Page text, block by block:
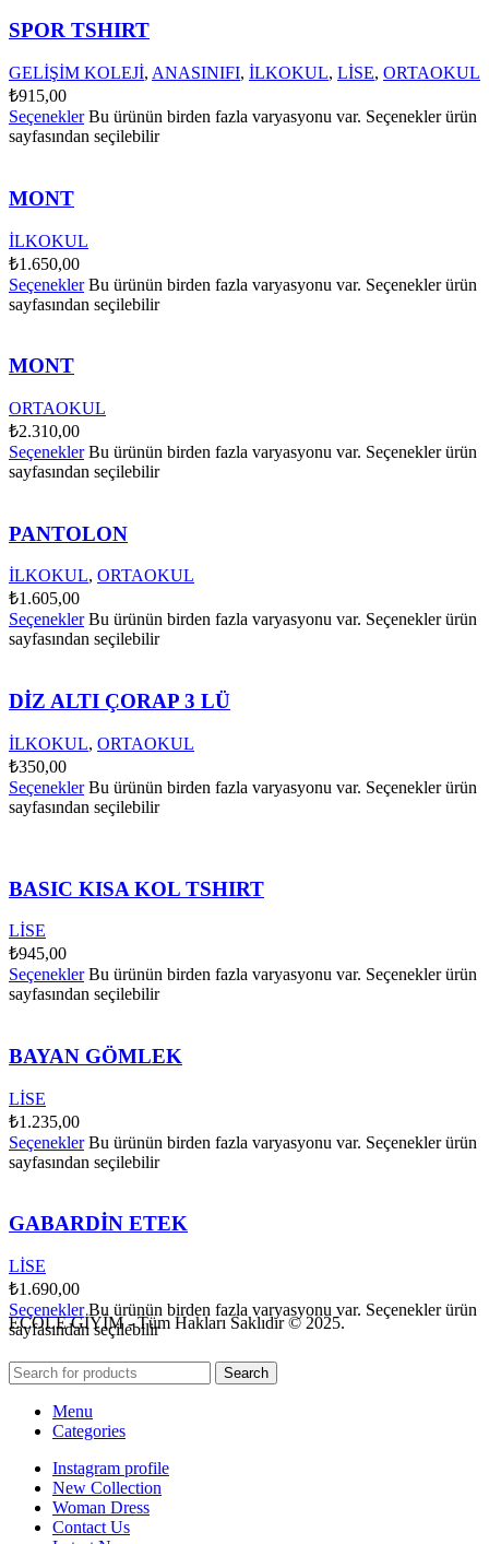
SPOR TSHIRT
GELİŞİM KOLEJİ, ANASINIFI, İLKOKUL, LİSE, ORTAOKUL
₺915,00
Seçenekler Bu ürünün birden fazla varyasyonu var. Seçenekler ürün
sayfasından seçilebilir
MONT
İLKOKUL
₺1.650,00
Seçenekler Bu ürünün birden fazla varyasyonu var. Seçenekler ürün
sayfasından seçilebilir
MONT
ORTAOKUL
₺2.310,00
Seçenekler Bu ürünün birden fazla varyasyonu var. Seçenekler ürün
sayfasından seçilebilir
PANTOLON
İLKOKUL, ORTAOKUL
₺1.605,00
Seçenekler Bu ürünün birden fazla varyasyonu var. Seçenekler ürün
sayfasından seçilebilir
DİZ ALTI ÇORAP 3 LÜ
İLKOKUL, ORTAOKUL
₺350,00
Seçenekler Bu ürünün birden fazla varyasyonu var. Seçenekler ürün
sayfasından seçilebilir
BASIC KISA KOL TSHIRT
LİSE
₺945,00
Seçenekler Bu ürünün birden fazla varyasyonu var. Seçenekler ürün
sayfasından seçilebilir
BAYAN GÖMLEK
LİSE
₺1.235,00
Seçenekler Bu ürünün birden fazla varyasyonu var. Seçenekler ürün
sayfasından seçilebilir
GABARDİN ETEK
LİSE
₺1.690,00
Seçenekler Bu ürünün birden fazla varyasyonu var. Seçenekler ürün
sayfasından seçilebilir
ECOLE GİYİM - Tüm Hakları Saklıdır © 2025.
Search
Menu
Categories
Instagram profile
New Collection
Woman Dress
Contact Us